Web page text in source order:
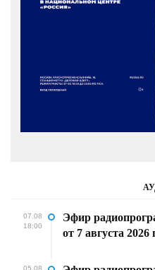
07.08
18:00
Эфир
от 7 августа 2026
05.08